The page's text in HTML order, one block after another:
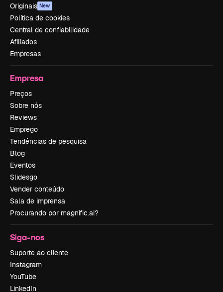
Originais New
Política de cookies
Central de confiabilidade
Afiliados
Empresas
Empresa
Preços
Sobre nós
Reviews
Emprego
Tendências de pesquisa
Blog
Eventos
Slidesgo
Vender conteúdo
Sala de imprensa
Procurando por magnific.ai?
Siga-nos
Suporte ao cliente
Instagram
YouTube
LinkedIn